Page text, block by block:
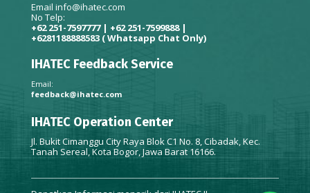
Email info@ihatec.com
No Telp:
+62 251-7597777 | +62 251-7599888 |
+6281188888583 ( Whatsapp Chat Only)
IHATEC Feedback Service
Email:
feedback@ihatec.com
IHATEC Operation Center
Jl. Bukit Cimanggu City Raya Blok C1 No. 8, Cibadak, Kec.
Tanah Sereal, Kota Bogor, Jawa Barat 16166.